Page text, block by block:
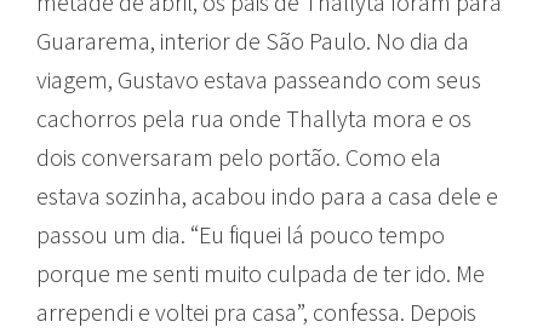
Guararema, interior de São Paulo. No dia da
viagem, Gustavo estava passeando com seus
cachorros pela rua onde Thallyta mora e os
dois conversaram pelo portão. Como ela
estava sozinha, acabou indo para a casa dele e
passou um dia. “Eu fiquei lá pouco tempo
porque me senti muito culpada de ter ido. Me
arrependi e voltei pra casa”, confessa. Depois